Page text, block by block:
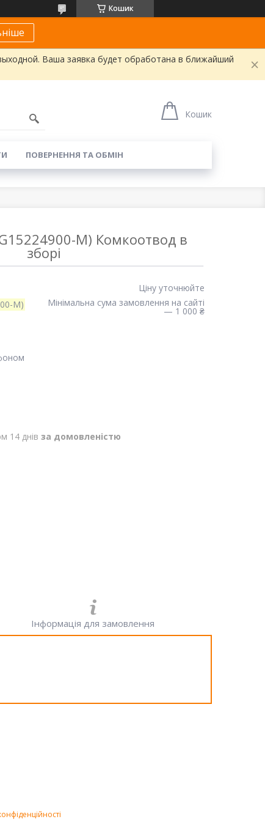
Кошик
Ваша заявка будет обработана в ближайший
Кошик
ПОВЕРНЕННЯ ТА ОБМІН
M) Комкоотвод в
зборі
M)
Ціну уточнюйте
Мінімальна сума замовлення на сайті
— 1 000 ₴
14 днів за домовленістю
Інформація для замовлення